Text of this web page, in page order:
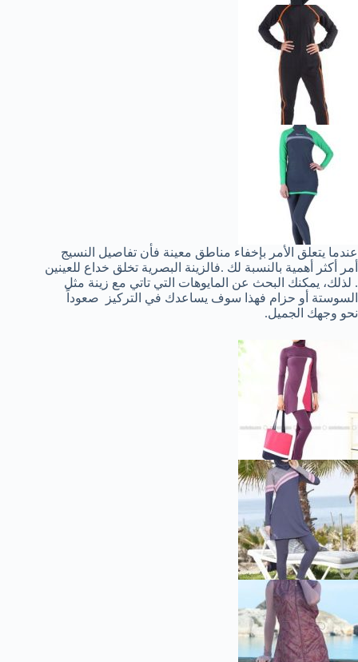
عندما يتعلق الأمر بإخفاء مناطق معينة فأن تفاصيل النسيج
أمر أكثر أهمية بالنسبة لك .فالزينة البصرية تخلق خداع للعينين
. لذلك، يمكنك البحث عن المايوهات التي تاتي مع زينة مثل
السوستة أو حزام فهذا سوف يساعدك في التركيز صعوداً
نحو وجهك الجميل.